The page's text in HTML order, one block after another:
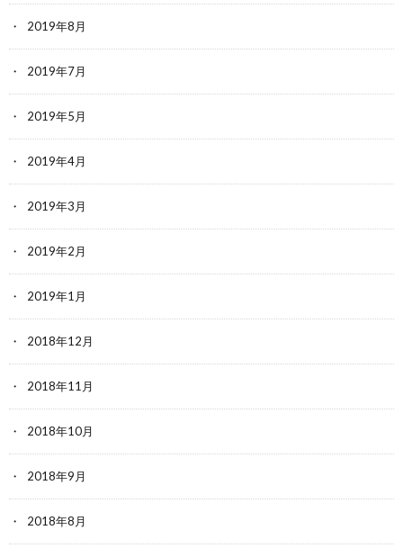
2019年8月
2019年7月
2019年5月
2019年4月
2019年3月
2019年2月
2019年1月
2018年12月
2018年11月
2018年10月
2018年9月
2018年8月